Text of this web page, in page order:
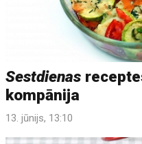
Sestdienas
kompānija
13. jūnijs, 13:10